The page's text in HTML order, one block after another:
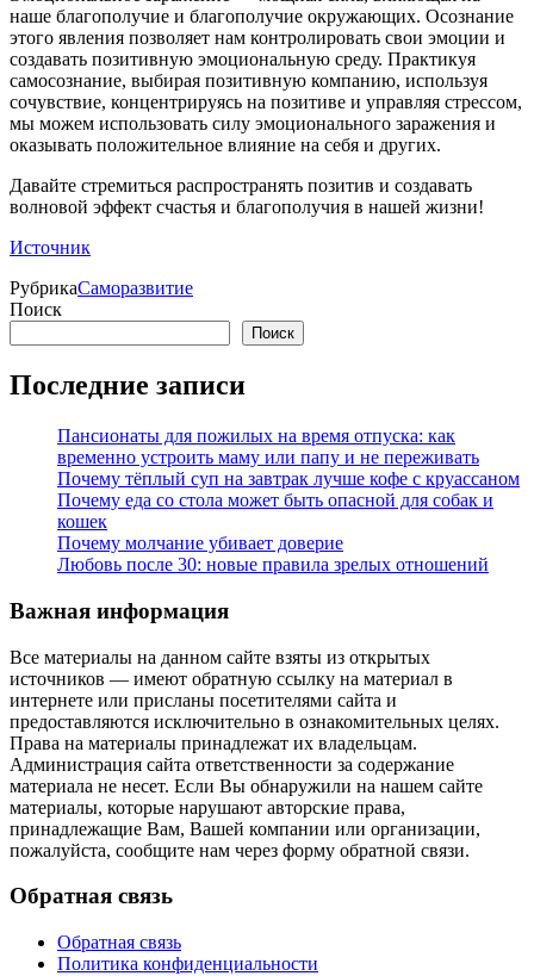
наше благополучие и благополучие окружающих. Осознание
этого явления позволяет нам контролировать свои эмоции и
создавать позитивную эмоциональную среду. Практикуя
самосознание, выбирая позитивную компанию, используя
сочувствие, концентрируясь на позитиве и управляя стрессом,
мы можем использовать силу эмоционального заражения и
оказывать положительное влияние на себя и других.
Давайте стремиться распространять позитив и создавать
волновой эффект счастья и благополучия в нашей жизни!
Источник
РубрикаСаморазвитие
Поиск
Поиск
Последние записи
Пансионаты для пожилых на время отпуска: как
временно устроить маму или папу и не переживать
Почему тёплый суп на завтрак лучше кофе с круассаном
Почему еда со стола может быть опасной для собак и
кошек
Почему молчание убивает доверие
Любовь после 30: новые правила зрелых отношений
Важная информация
Все материалы на данном сайте взяты из открытых
источников — имеют обратную ссылку на материал в
интернете или присланы посетителями сайта и
предоставляются исключительно в ознакомительных целях.
Права на материалы принадлежат их владельцам.
Администрация сайта ответственности за содержание
материала не несет. Если Вы обнаружили на нашем сайте
материалы, которые нарушают авторские права,
принадлежащие Вам, Вашей компании или организации,
пожалуйста, сообщите нам через форму обратной связи.
Обратная связь
Обратная связь
Политика конфиденциальности